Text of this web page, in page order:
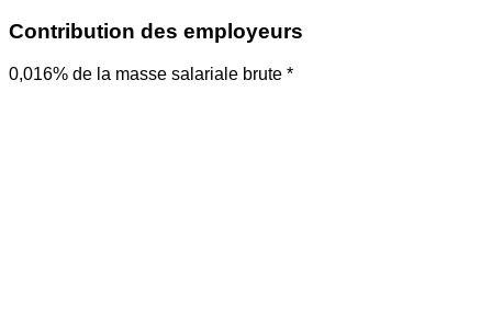
Contribution des employeurs
0,016% de la masse salariale brute *